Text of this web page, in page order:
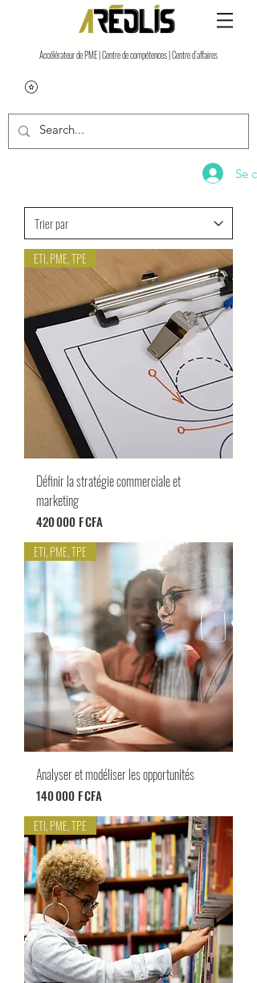
Accélérateur de PME | Centre de compétences | Centre d’affaires
Se
ETI, PME, TPE
Définir la stratégie commerciale et
marketing
Prix
420 000 F CFA
ETI, PME, TPE
Analyser et modéliser les opportunités
Prix
140 000 F CFA
ETI, PME, TPE